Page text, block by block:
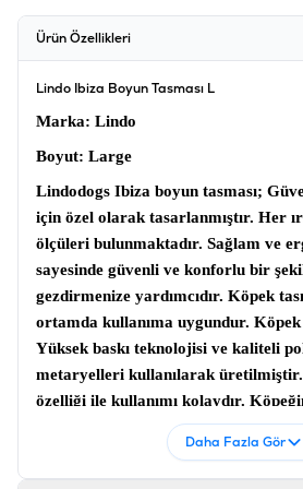
Ürün Özellikleri
Lindo Ibiza Boyun Tasması L
Marka: Lindo
Boyut: Large
Lindodogs Ibiza boyun tasması;
için özel olarak tasarlanmıştır. Her
ölçüleri bulunmaktadır. Sağlam ve
sayesinde güvenli ve konforlu bir
gezdirmenize yardımcıdır. Köpek
ortamda kullanıma uygundur. Köpek
Yüksek baskı teknolojisi ve kaliteli
metaryelleri kullanılarak
özelliği ile kullanımı kolaydır.
hem işlevsel hem de estetik
tasmada bulabileceğiniz özel bir
Ibiza Boyun Tasması aynı zamanda
Daha Fazla Gör